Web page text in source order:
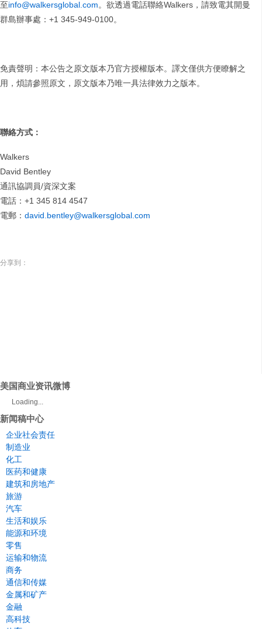
至info@walkersglobal.com。欲透過電話聯絡Walkers，請致電其開曼
群島辦事處：+1 345-949-0100。
免責聲明：本公告之原文版本乃官方授權版本。譯文僅供方便瞭解之
用，煩請參照原文，原文版本乃唯一具法律效力之版本。
聯絡方式：
Walkers
David Bentley
通訊協調員/資深文案
電話：+1 345 814 4547
電郵： david.bentley@walkersglobal.com
分享到：
美国商业资讯微博
Loading...
新闻稿中心
企业社会责任
制造业
化工
医药和健康
建筑和房地产
旅游
汽车
生活和娱乐
能源和环境
零售
运输和物流
商务
通信和传媒
金属和矿产
金融
高科技